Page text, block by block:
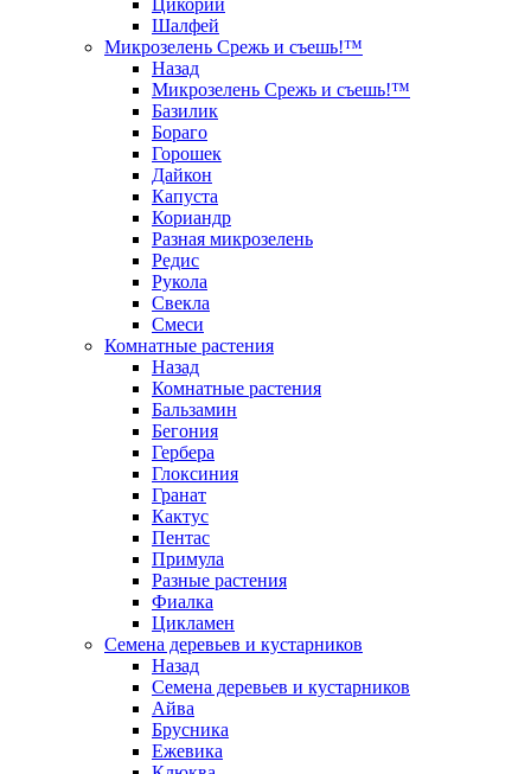
Цикорий
Шалфей
Микрозелень Срежь и съешь!™
Назад
Микрозелень Срежь и съешь!™
Базилик
Бораго
Горошек
Дайкон
Капуста
Кориандр
Разная микрозелень
Редис
Рукола
Свекла
Смеси
Комнатные растения
Назад
Комнатные растения
Бальзамин
Бегония
Гербера
Глоксиния
Гранат
Кактус
Пентас
Примула
Разные растения
Фиалка
Цикламен
Семена деревьев и кустарников
Назад
Семена деревьев и кустарников
Айва
Брусника
Ежевика